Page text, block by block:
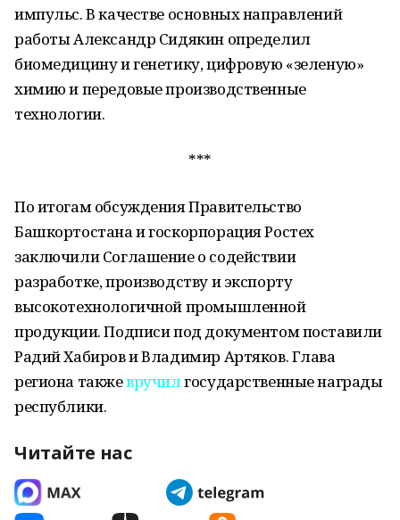
импульс. В качестве основных направлений
работы Александр Сидякин определил
биомедицину и генетику, цифровую «зеленую»
химию и передовые производственные
технологии.
***
По итогам обсуждения Правительство
Башкортостана и госкорпорация Ростех
заключили Соглашение о содействии
разработке, производству и экспорту
высокотехнологичной промышленной
продукции. Подписи под документом поставили
Радий Хабиров и Владимир Артяков. Глава
региона такжевручилгосударственные награды
республики.
Читайте нас